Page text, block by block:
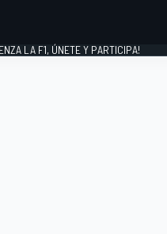
LA F1, ÚNETE Y PARTICIPA!